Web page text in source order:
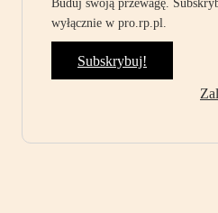
Buduj swoją przewagę.
wyłącznie w pro.rp.pl.
Subskrybuj!